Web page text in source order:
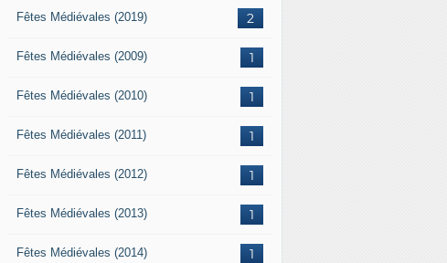
2
Fêtes Médiévales (2019)
1
Fêtes Médiévales (2009)
1
Fêtes Médiévales (2010)
1
Fêtes Médiévales (2011)
1
Fêtes Médiévales (2012)
1
Fêtes Médiévales (2013)
1
Fêtes Médiévales (2014)